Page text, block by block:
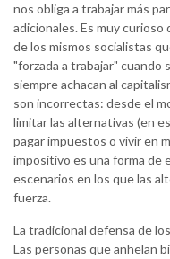
nos obliga a trabajar más
adicionales. Es muy
de los mismos socialistas
"forzada a trabajar" cuando
siempre achacan al
son incorrectas: desde el
limitar las alternativas (en
pagar impuestos o vivir en
impositivo es una forma de
escenarios en los que las
fuerza.
La tradicional defensa de
Las personas que anhelan